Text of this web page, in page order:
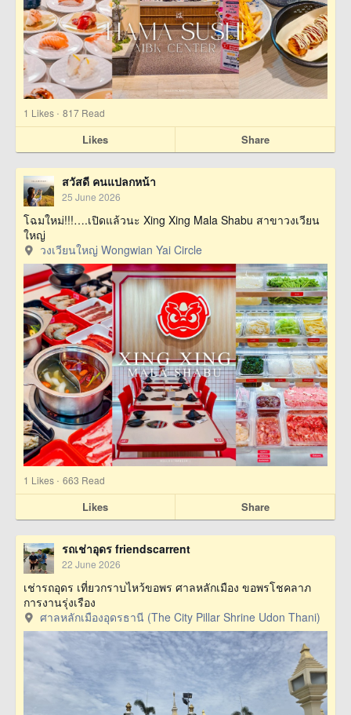
1 Likes · 817 Read
Likes Share
สวัสดี คนแปลกหน้า
25 June 2026
โฉมใหม่!!!….เปิดแล้วนะ Xing Xing Mala Shabu สาขาวงเวียน
ใหญ่
วงเวียนใหญ่ Wongwian Yai Circle
1 Likes · 663 Read
Likes Share
รถเช่าอุดร friendscarrent
22 June 2026
เช่ารถอุดร เที่ยวกราบไหว้ขอพร ศาลหลักเมือง ขอพรโชคลาภ
การงานรุ่งเรือง
ศาลหลักเมืองอุดรธานี (The City Pillar Shrine Udon Thani)